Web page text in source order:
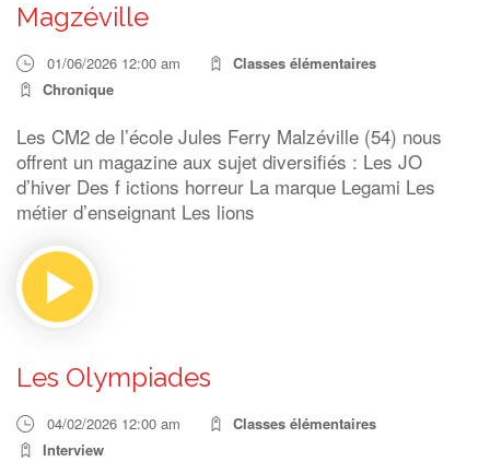
RECHERCHER
Magzéville
01/06/2026 12:00 am
Classes élémentaires
Chronique
Les CM2 de l’école Jules Ferry Malzéville (54) nous
offrent un magazine aux sujet diversifiés : Les JO
d’hiver Des f ictions horreur La marque Legami Les
métier d’enseignant Les lions
Les Olympiades
04/02/2026 12:00 am
Classes élémentaires
Interview